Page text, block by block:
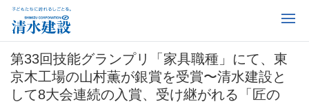
第33回技能グランプリ「家具職種」にて、東
京木工場の山村薫が銀賞を受賞〜清水建設と
して8大会連続の入賞、受け継がれる「匠の